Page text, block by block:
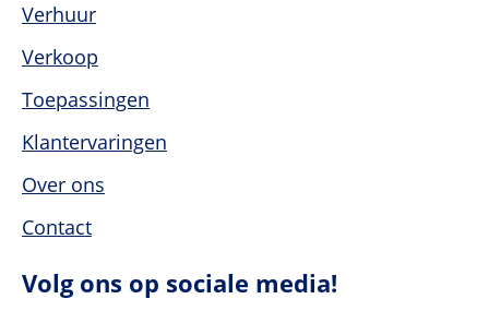
Verhuur
Verkoop
Toepassingen
Klantervaringen
Over ons
Contact
Volg ons op sociale media!